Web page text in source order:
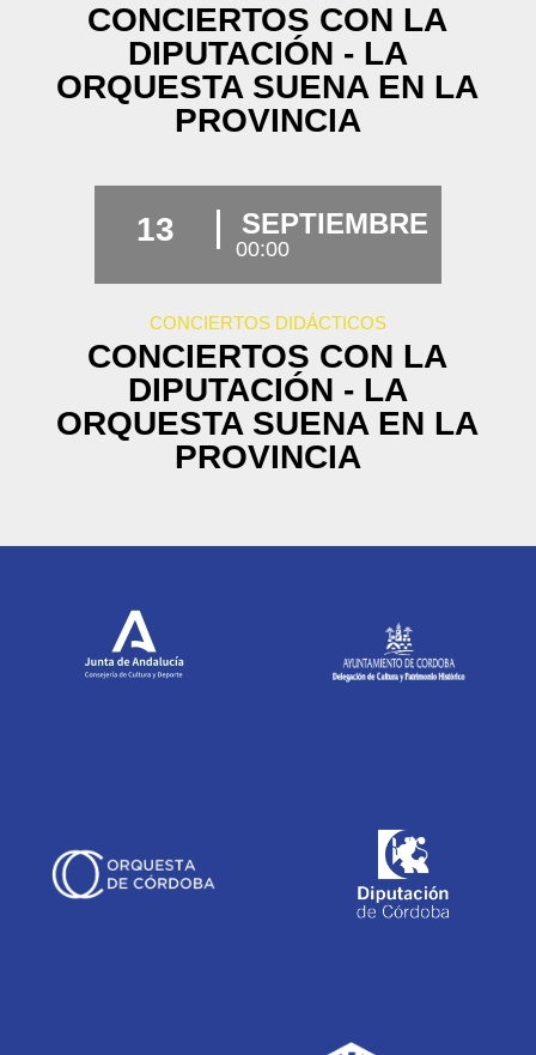
CONCIERTOS CON LA
DIPUTACIÓN - LA
ORQUESTA SUENA EN LA
PROVINCIA
13 SEPTIEMBRE
00:00
CONCIERTOS DIDÁCTICOS
CONCIERTOS CON LA
DIPUTACIÓN - LA
ORQUESTA SUENA EN LA
PROVINCIA